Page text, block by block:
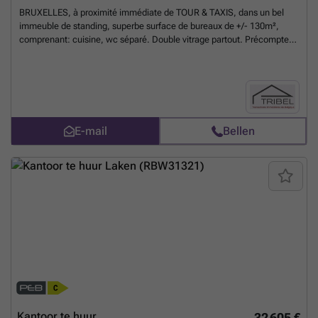
BRUXELLES, à proximité immédiate de TOUR & TAXIS, dans un bel
immeuble de standing, superbe surface de bureaux de +/- 130m²,
comprenant: cuisine, wc séparé. Double vitrage partout. Précompte
E-mail Bellen